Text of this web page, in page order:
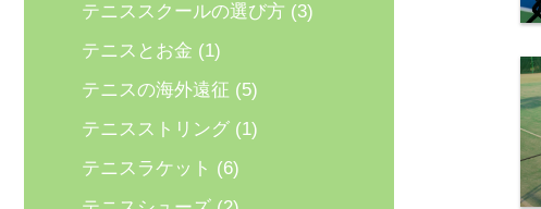
テニススクールの選び方 (3)
テニスとお金 (1)
テニスの海外遠征 (5)
テニスストリング(1)
テニスラケット (6)